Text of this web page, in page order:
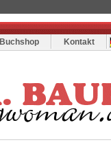
Buchshop Kontakt